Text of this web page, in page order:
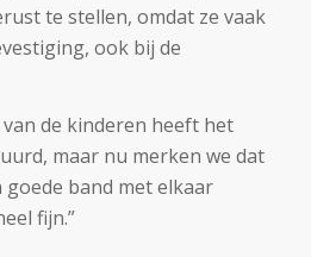
te stellen, omdat ze vaak
ook bij de
de kinderen heeft het
maar nu merken we dat
band met elkaar
fijn.”